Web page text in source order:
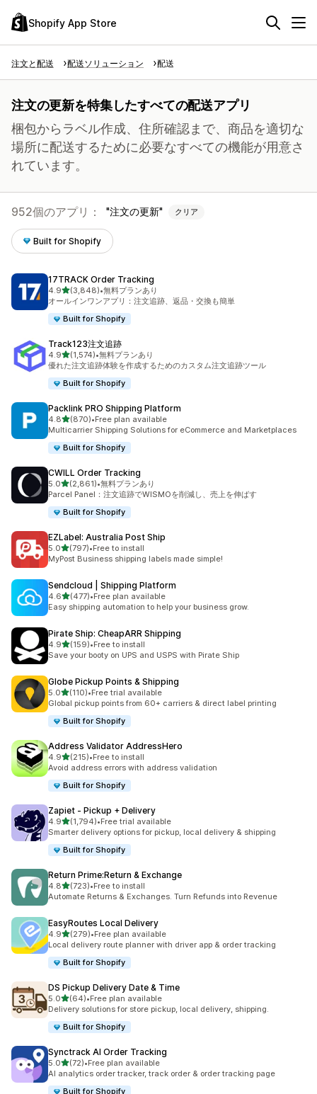
Shopify App Store
注文と配送 配送ソリューション 配送
注文の更新を特集したすべての配送アプリ
梱包からラベル作成、住所確認まで、商品を適切な
場所に配送するために必要なすべての機能が用意さ
れています。
952個のアプリ： 注文の更新 クリア
Built for Shopify
17TRACK Order Tracking
4.95つ星中
(3,848)
合計レビュー数：3848件
•無料プランあり
オールインワンアプリ：注文追跡、返品・交換も簡単
Built for Shopify
Track123注文追跡
4.95つ星中
(1,574)
合計レビュー数：1574件
•無料プランあり
優れた注文追跡体験を作成するためのカスタム注文追跡ツール
Built for Shopify
Packlink PRO Shipping Platform
4.85つ星中
(870)
合計レビュー数：870件
•Free plan available
Multicarrier Shipping Solutions for eCommerce and Marketplaces
Built for Shopify
CWILL Order Tracking
5.05つ星中
(2,861)
合計レビュー数：2861件
•無料プランあり
Parcel Panel：注文追跡でWISMOを削減し、売上を伸ばす
Built for Shopify
EZLabel: Australia Post Ship
5.05つ星中
(797)
合計レビュー数：797件
•Free to install
MyPost Business shipping labels made simple!
Sendcloud | Shipping Platform
4.65つ星中
(477)
合計レビュー数：477件
•Free plan available
Easy shipping automation to help your business grow.
Pirate Ship: CheapARR Shipping
4.95つ星中
(159)
合計レビュー数：159件
•Free to install
Save your booty on UPS and USPS with Pirate Ship
Globe Pickup Points & Shipping
5.05つ星中
(110)
合計レビュー数：110件
•Free trial available
Global pickup points from 60+ carriers & direct label printing
Built for Shopify
Address Validator AddressHero
4.95つ星中
(215)
合計レビュー数：215件
•Free to install
Avoid address errors with address validation
Built for Shopify
Zapiet ‑ Pickup + Delivery
4.95つ星中
(1,794)
合計レビュー数：1794件
•Free trial available
Smarter delivery options for pickup, local delivery & shipping
Built for Shopify
Return Prime:Return & Exchange
4.85つ星中
(723)
合計レビュー数：723件
•Free to install
Automate Returns & Exchanges. Turn Refunds into Revenue
EasyRoutes Local Delivery
4.95つ星中
(279)
合計レビュー数：279件
•Free plan available
Local delivery route planner with driver app & order tracking
Built for Shopify
DS Pickup Delivery Date & Time
5.05つ星中
(64)
合計レビュー数：64件
•Free plan available
Delivery solutions for store pickup, local delivery, shipping.
Built for Shopify
Synctrack AI Order Tracking
5.05つ星中
(72)
合計レビュー数：72件
•Free plan available
AI analytics order tracker, track order & order tracking page
Built for Shopify